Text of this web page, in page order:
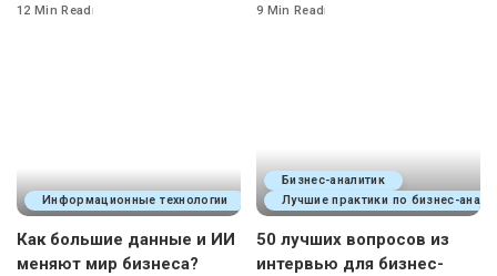
12 Min Read 9 Min Read
Информационные технологии
Как большие данные и ИИ
меняют мир бизнеса?
Бизнес-аналитик
Лучшие практики по бизнес-
50 лучших вопросов из
интервью для бизнес-